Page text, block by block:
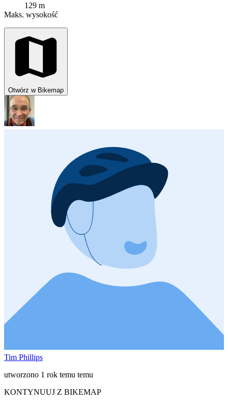
129 m
Maks. wysokość
Otwórz w Bikemap
Tim Phillips
utworzono 1 rok temu temu
KONTYNUUJ Z BIKEMAP